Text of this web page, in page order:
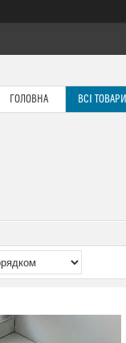
ГОЛОВНА ВСІ ТОВАРИ